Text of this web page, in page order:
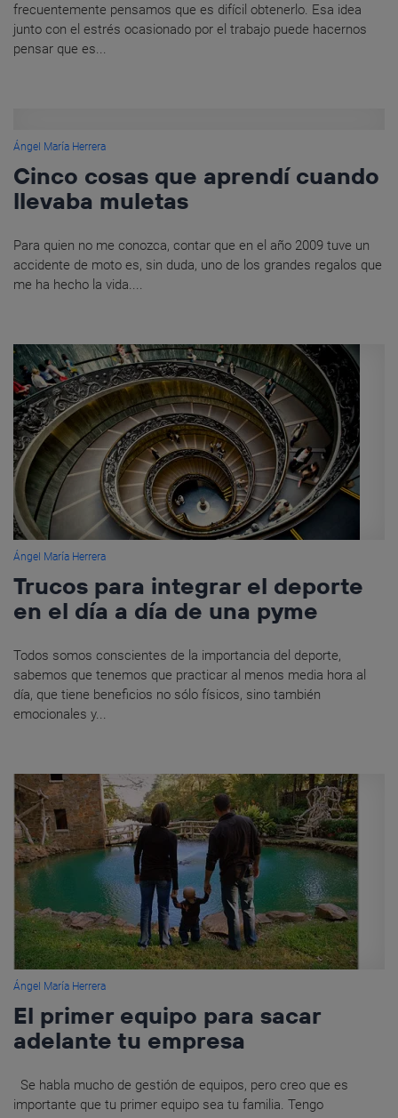
frecuentemente pensamos que es difícil obtenerlo. Esa idea
junto con el estrés ocasionado por el trabajo puede hacernos
pensar que es...
Ángel María Herrera
Cinco cosas que aprendí cuando
llevaba muletas
Para quien no me conozca, contar que en el año 2009 tuve un
accidente de moto es, sin duda, uno de los grandes regalos que
me ha hecho la vida....
Ángel María Herrera
Trucos para integrar el deporte
en el día a día de una pyme
Todos somos conscientes de la importancia del deporte,
sabemos que tenemos que practicar al menos media hora al
día, que tiene beneficios no sólo físicos, sino también
emocionales y...
Ángel María Herrera
El primer equipo para sacar
adelante tu empresa
Se habla mucho de gestión de equipos, pero creo que es
importante que tu primer equipo sea tu familia. Tengo